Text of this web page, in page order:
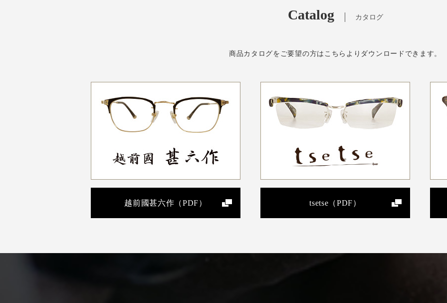
Catalog カタログ
商品カタログをご要望の方はこちらよりダウンロードできます。
越前國甚六作（PDF） tsetse（PDF）